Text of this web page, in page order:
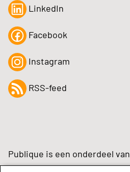
LinkedIn
Facebook
Instagram
RSS-feed
Publique is een onderdeel van